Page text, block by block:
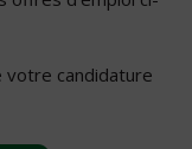
votre candidature